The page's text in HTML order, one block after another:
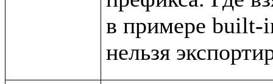
в примере built-